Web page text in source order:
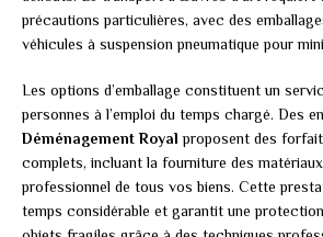
précautions particulières, avec des
véhicules à suspension pneumatique pour
Les options d’emballage constituent un
personnes à l’emploi du temps chargé. Des
Déménagement Royal proposent des
complets, incluant la fourniture des matériaux
professionnel de tous vos biens. Cette
temps considérable et garantit une